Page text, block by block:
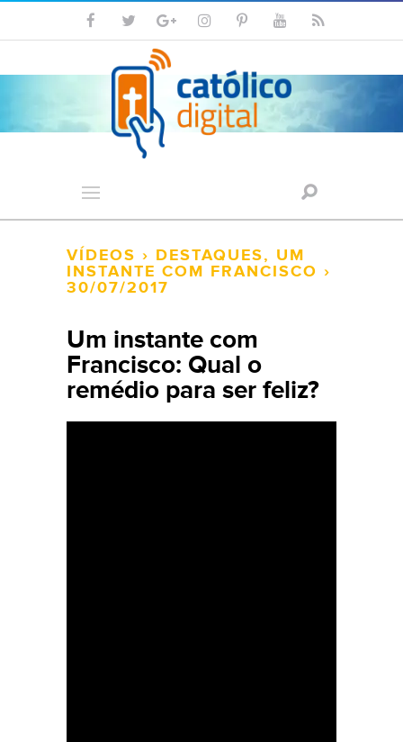
VÍDEOS › DESTAQUES, UM
INSTANTE COM FRANCISCO ›
30/07/2017
Um instante com
Francisco: Qual o
remédio para ser feliz?